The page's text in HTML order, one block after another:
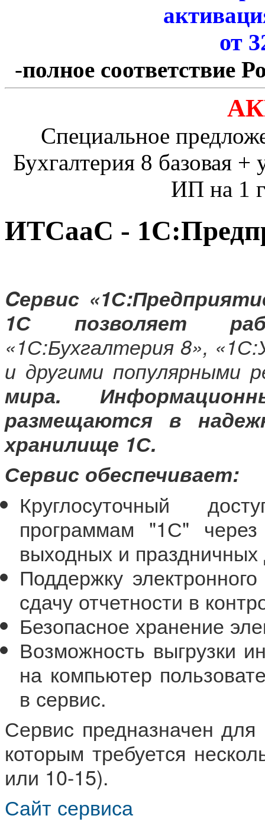
от
-полное соответствие
Специальное
Бухгалтерия 8 базовая
ИП на 1
ИТСааС -
Cервис
1С позволяет
«1С:Бухгалтерия 8»,
и другими популярными
мира.
размещаются в
хранилище 1С.
Сервис обеспечивает:
Круглосуточный
программам "1С"
выходных и
Поддержку
сдачу отчетности в
Безопасное хранение
Возможность выгрузки
на компьютер
в сервис.
Сервис предназначен
которым требуется
или 10-15).
Сайт сервиса